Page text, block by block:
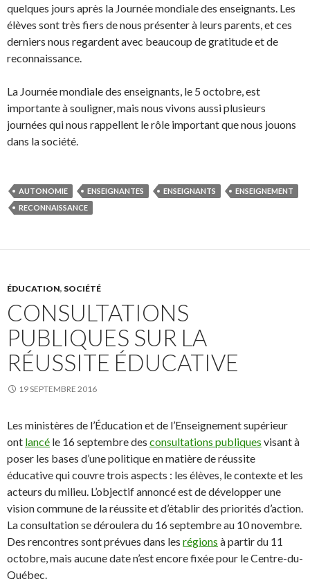
quelques jours après la Journée mondiale des enseignants. Les
élèves sont très fiers de nous présenter à leurs parents, et ces
derniers nous regardent avec beaucoup de gratitude et de
reconnaissance.
La Journée mondiale des enseignants, le 5 octobre, est
importante à souligner, mais nous vivons aussi plusieurs
journées qui nous rappellent le rôle important que nous jouons
dans la société.
AUTONOMIE ENSEIGNANTES ENSEIGNANTS
ENSEIGNEMENT
RECONNAISSANCE
ÉDUCATION, SOCIÉTÉ
CONSULTATIONS
PUBLIQUES SUR LA
RÉUSSITE ÉDUCATIVE
19 SEPTEMBRE 2016
Les ministères de l’Éducation et de l’Enseignement supérieur
ont lancé le 16 septembre des consultations publiques visant à
poser les bases d’une politique en matière de réussite
éducative qui couvre trois aspects : les élèves, le contexte et les
acteurs du milieu. L’objectif annoncé est de développer une
vision commune de la réussite et d’établir des priorités d’action.
La consultation se déroulera du 16 septembre au 10 novembre.
Des rencontres sont prévues dans les régions à partir du 11
octobre, mais aucune date n’est encore fixée pour le Centre-du-
Québec.